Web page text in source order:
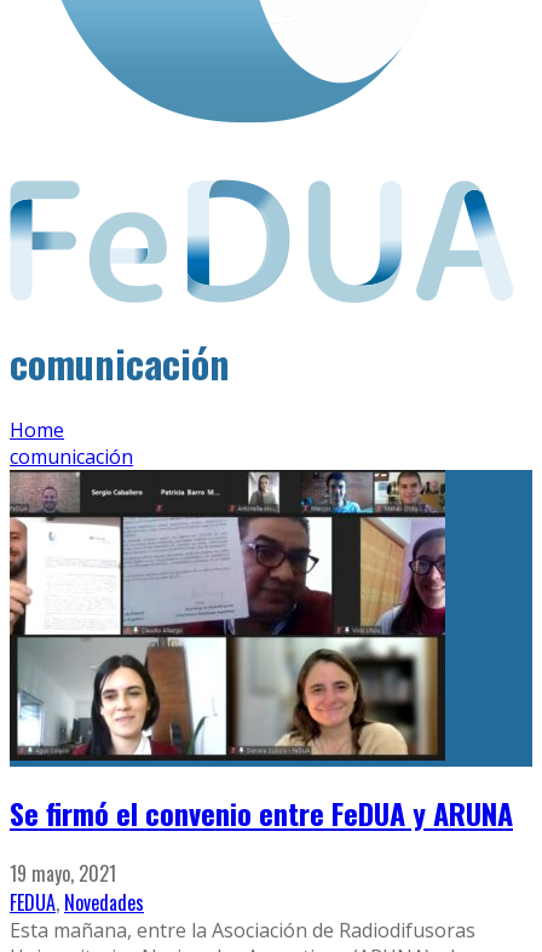
comunicación
Home
comunicación
Se firmó el convenio entre FeDUA y ARUNA
19 mayo, 2021
FEDUA, Novedades
Esta mañana, entre la Asociación de Radiodifusoras